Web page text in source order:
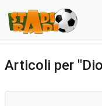
Articoli per